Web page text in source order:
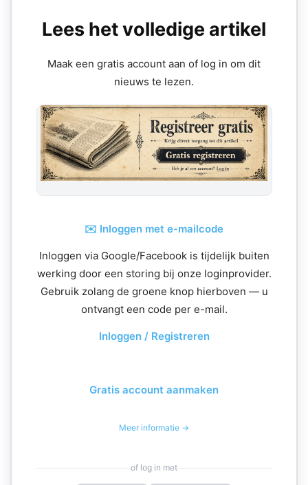
Lees het volledige artikel
Maak een gratis account aan of log in om dit
nieuws te lezen.
✉️ Inloggen met e-mailcode
Inloggen via Google/Facebook is tijdelijk buiten
werking door een storing bij onze loginprovider.
Gebruik zolang de groene knop hierboven — u
ontvangt een code per e-mail.
Inloggen / Registreren
Gratis account aanmaken
Meer informatie →
of log in met